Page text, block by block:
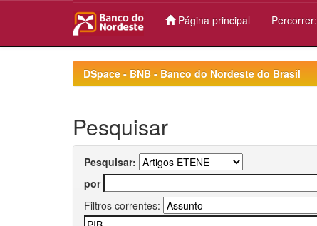
Página principal Percorrer:
DSpace - BNB - Banco do Nordeste do Brasil
Pesquisar
Pesquisar:
por
Filtros correntes: